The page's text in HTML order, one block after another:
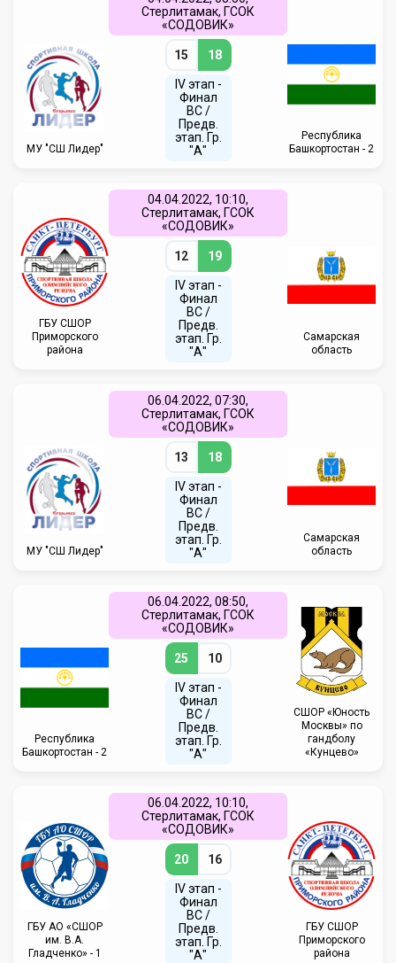
МУ "СШ Лидер"
Стерлитамак, ГСОК
«СОДОВИК»
15 18
IV этап -
Финал
ВС /
Предв.
этап. Гр.
"А"
Республика
Башкортостан - 2
ГБУ СШОР
Приморского
района
04.04.2022, 10:10,
Стерлитамак, ГСОК
«СОДОВИК»
12 19
IV этап -
Финал
ВС /
Предв.
этап. Гр.
"А"
Самарская
область
МУ "СШ Лидер"
06.04.2022, 07:30,
Стерлитамак, ГСОК
«СОДОВИК»
13 18
IV этап -
Финал
ВС /
Предв.
этап. Гр.
"А"
Самарская
область
Республика
Башкортостан - 2
06.04.2022, 08:50,
Стерлитамак, ГСОК
«СОДОВИК»
25 10
IV этап -
Финал
ВС /
Предв.
этап. Гр.
"А"
CШОР «Юность
Москвы» по
гандболу
«Кунцево»
ГБУ АО «СШОР
им. В.А.
Гладченко» - 1
06.04.2022, 10:10,
Стерлитамак, ГСОК
«СОДОВИК»
20 16
IV этап -
Финал
ВС /
Предв.
этап. Гр.
"А"
ГБУ СШОР
Приморского
района